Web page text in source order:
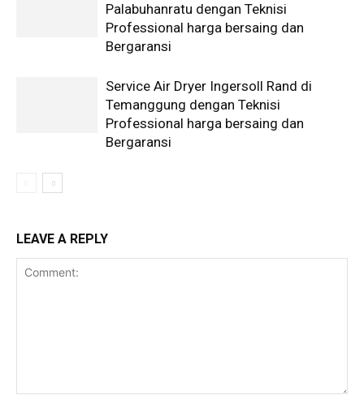
Palabuhanratu dengan Teknisi
Professional harga bersaing dan
Bergaransi
Service Air Dryer Ingersoll Rand di
Temanggung dengan Teknisi
Professional harga bersaing dan
Bergaransi
LEAVE A REPLY